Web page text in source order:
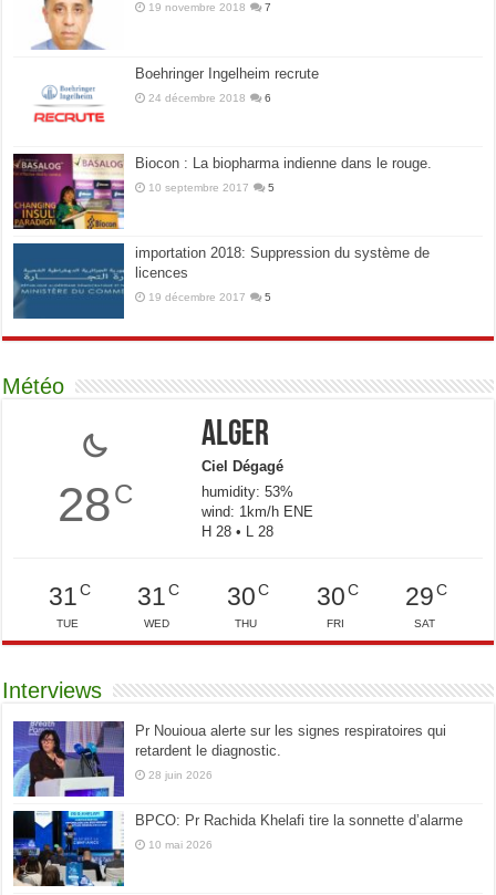
19 novembre 2018 7
Boehringer Ingelheim recrute
24 décembre 2018 6
Biocon : La biopharma indienne dans le rouge.
10 septembre 2017 5
importation 2018: Suppression du système de
licences
19 décembre 2017 5
Météo
28C
Alger
Ciel Dégagé
humidity: 53%
wind: 1km/h ENE
H 28 • L 28
31C
TUE
31 C
WED
30C
THU
30C
FRI
29 C
SAT
Interviews
Pr Nouioua alerte sur les signes respiratoires qui
retardent le diagnostic.
28 juin 2026
BPCO: Pr Rachida Khelafi tire la sonnette d’alarme
10 mai 2026